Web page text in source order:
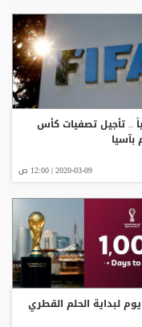
.. تأجيل تصفيات كأس
بآسيا
2020-03-09 | 12:00 ص